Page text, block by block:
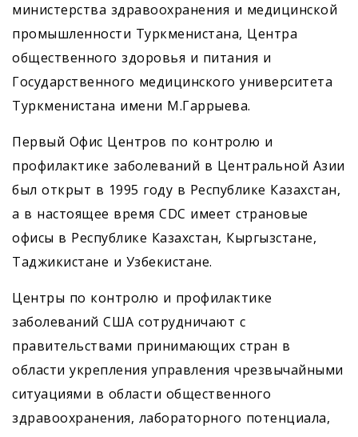
министерства здравоохранения и медицинской
промышленности Туркменистана, Центра
общественного здоровья и питания и
Государственного медицинского университета
Туркменистана имени М.Гаррыева.
Первый Офис Центров по контролю и
профилактике заболеваний в Центральной Азии
был открыт в 1995 году в Республике Казахстан,
а в настоящее время CDC имеет страновые
офисы в Республике Казахстан, Кыргызстане,
Таджикистане и Узбекистане.
Центры по контролю и профилактике
заболеваний США сотрудничают с
правительствами принимающих стран в
области укрепления управления чрезвычайными
ситуациями в области общественного
здравоохранения, лабораторного потенциала,